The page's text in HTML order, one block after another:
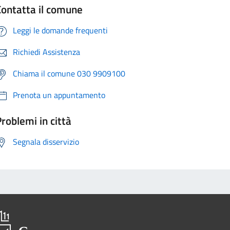
il comune
Leggi le domande frequenti
Richiedi Assistenza
Chiama il comune 030 9909100
Prenota un appuntamento
in città
Segnala disservizio